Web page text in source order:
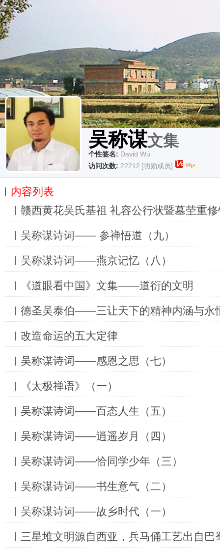
吴称谋文集
个性签名: David Wu
访问次数: 22212 [功勋成员]
内容列表
赣西黄花吴氏基祖 礼容公行状暨墓茔重
吴称谋诗词—— 参禅悟道（九）
吴称谋诗词——燕京记忆（八）
《道眼看中国》文集——道衍的文明
德圣吴泰伯——三让天下的精神内涵与永
改造命运的五大定律
吴称谋诗词——感恩之思（七）
《太极禅语》（一）
吴称谋诗词——百态人生（五）
吴称谋诗词——逍遥岁月（四）
吴称谋诗词——恰同学少年（三）
吴称谋诗词——书生意气（二）
吴称谋诗词——故乡时代（一）
三星堆文明源自西亚，兵马俑工艺出自巴